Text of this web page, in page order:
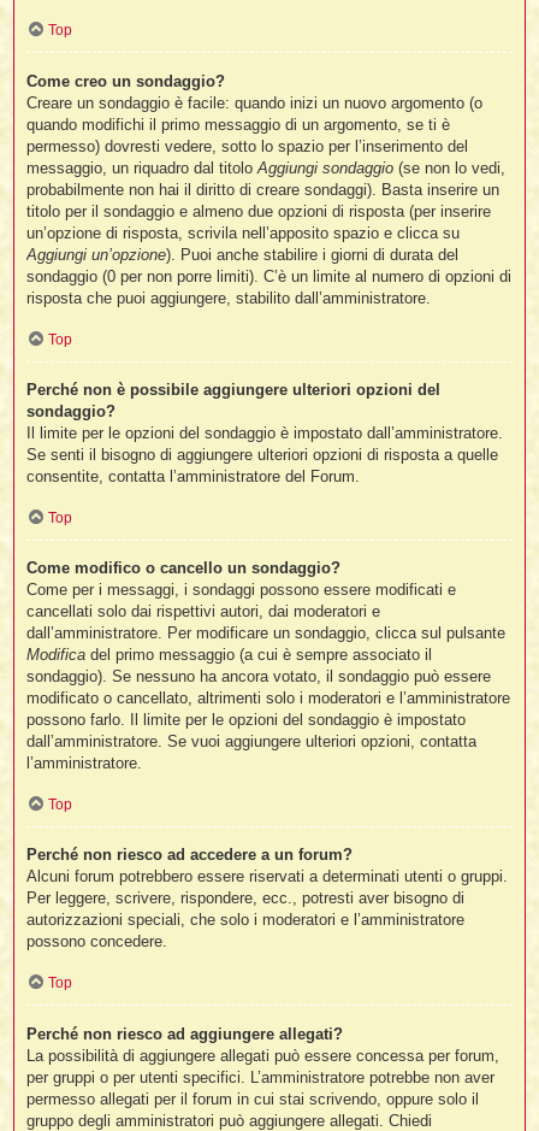
Top
Come creo un sondaggio?
Creare un sondaggio è facile: quando inizi un nuovo argomento (o
quando modifichi il primo messaggio di un argomento, se ti è
permesso) dovresti vedere, sotto lo spazio per l’inserimento del
messaggio, un riquadro dal titoloAggiungi sondaggio (se non lo vedi,
probabilmente non hai il diritto di creare sondaggi). Basta inserire un
titolo per il sondaggio e almeno due opzioni di risposta (per inserire
un’opzione di risposta, scrivila nell’apposito spazio e clicca su
Aggiungi un’opzione). Puoi anche stabilire i giorni di durata del
sondaggio (0 per non porre limiti). C’è un limite al numero di opzioni di
risposta che puoi aggiungere, stabilito dall’amministratore.
Top
Perché non è possibile aggiungere ulteriori opzioni del
sondaggio?
Il limite per le opzioni del sondaggio è impostato dall’amministratore.
Se senti il bisogno di aggiungere ulteriori opzioni di risposta a quelle
consentite, contatta l’amministratore del Forum.
Top
Come modifico o cancello un sondaggio?
Come per i messaggi, i sondaggi possono essere modificati e
cancellati solo dai rispettivi autori, dai moderatori e
dall’amministratore. Per modificare un sondaggio, clicca sul pulsante
Modifica del primo messaggio (a cui è sempre associato il
sondaggio). Se nessuno ha ancora votato, il sondaggio può essere
modificato o cancellato, altrimenti solo i moderatori e l’amministratore
possono farlo. Il limite per le opzioni del sondaggio è impostato
dall’amministratore. Se vuoi aggiungere ulteriori opzioni, contatta
l’amministratore.
Top
Perché non riesco ad accedere a un forum?
Alcuni forum potrebbero essere riservati a determinati utenti o gruppi.
Per leggere, scrivere, rispondere, ecc., potresti aver bisogno di
autorizzazioni speciali, che solo i moderatori e l’amministratore
possono concedere.
Top
Perché non riesco ad aggiungere allegati?
La possibilità di aggiungere allegati può essere concessa per forum,
per gruppi o per utenti specifici. L’amministratore potrebbe non aver
permesso allegati per il forum in cui stai scrivendo, oppure solo il
gruppo degli amministratori può aggiungere allegati. Chiedi